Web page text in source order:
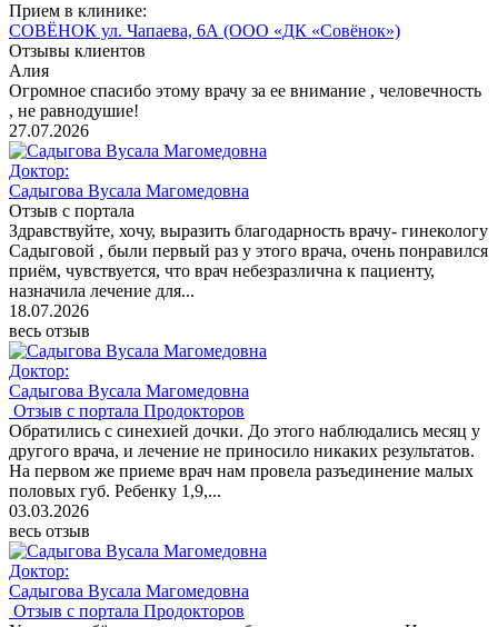
Прием в клинике:
СОВЁНОК ул. Чапаева, 6А (ООО «ДК «Совёнок»)
Отзывы клиентов
Алия
Огромное спасибо этому врачу за ее внимание , человечность
, не равнодушие!
27.07.2026
Доктор:
Садыгова Вусала Магомедовна
Отзыв с портала
Здравствуйте, хочу, выразить благодарность врачу- гинекологу
Садыговой , были первый раз у этого врача, очень понравился
приём, чувствуется, что врач небезразлична к пациенту,
назначила лечение для...
18.07.2026
весь отзыв
Доктор:
Садыгова Вусала Магомедовна
Отзыв с портала Продокторов
Обратились с синехией дочки. До этого наблюдались месяц у
другого врача, и лечение не приносило никаких результатов.
На первом же приеме врач нам провела разъединение малых
половых губ. Ребенку 1,9,...
03.03.2026
весь отзыв
Доктор:
Садыгова Вусала Магомедовна
Отзыв с портала Продокторов